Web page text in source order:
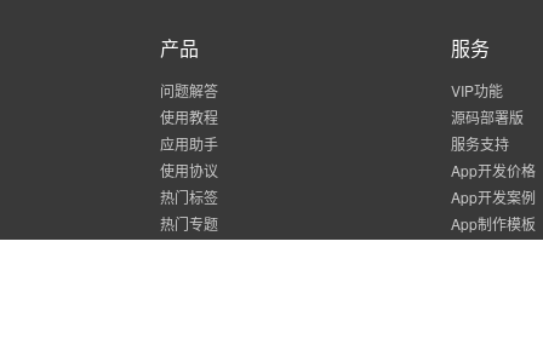
产品
问题解答
使用教程
应用助手
使用协议
热门标签
热门专题
服务
VIP功能
源码部署版
服务支持
App开发价格
App开发案例
App制作模板